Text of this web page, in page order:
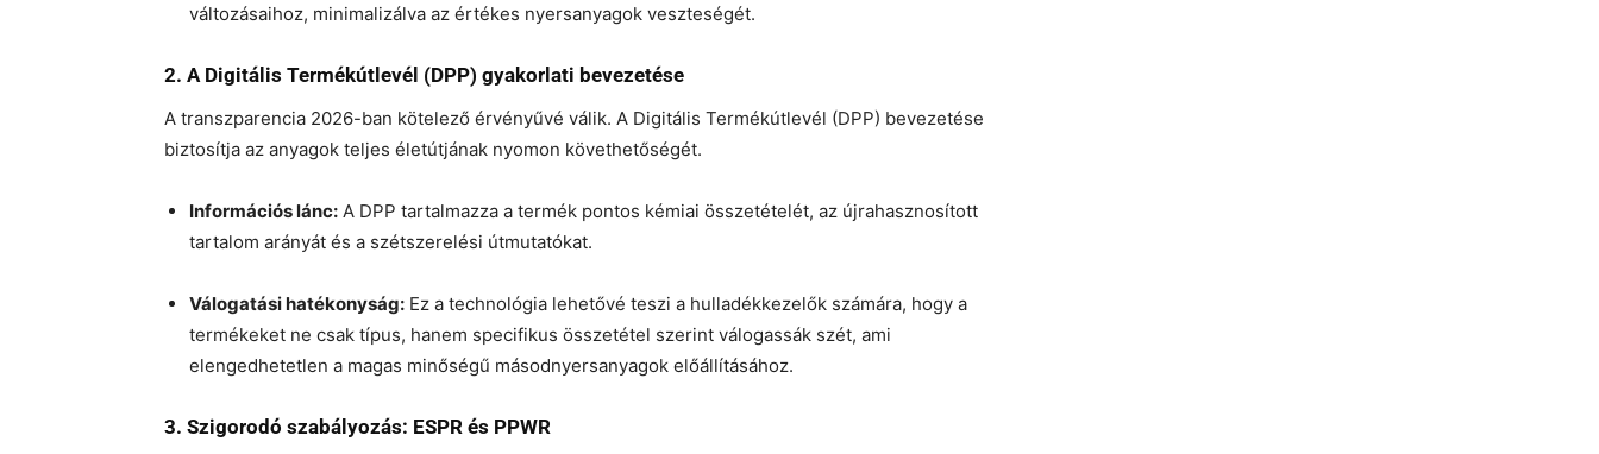
változásaihoz, minimalizálva az értékes nyersanyagok veszteségét.
2. A Digitális Termékútlevél (DPP) gyakorlati bevezetése
A transzparencia 2026-ban kötelező érvényűvé válik. A Digitális Termékútlevél (DPP) bevezetése
biztosítja az anyagok teljes életútjának nyomon követhetőségét.
Információs lánc: A DPP tartalmazza a termék pontos kémiai összetételét, az újrahasznosított
tartalom arányát és a szétszerelési útmutatókat.
Válogatási hatékonyság: Ez a technológia lehetővé teszi a hulladékkezelők számára, hogy a
termékeket ne csak típus, hanem specifikus összetétel szerint válogassák szét, ami
elengedhetetlen a magas minőségű másodnyersanyagok előállításához.
3. Szigorodó szabályozás: ESPR és PPWR